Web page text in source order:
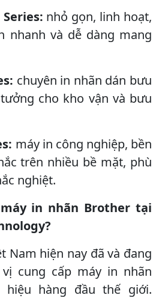
nhỏ gọn, linh hoạt,
nhanh và dễ dàng mang
chuyên in nhãn dán bưu
cho kho vận và bưu
máy in công nghiệp, bền
trên nhiều bề mặt, phù
nghiệt.
in nhãn Brother tại
Nam hiện nay đã và đang
cung cấp máy in nhãn
hiệu hàng đầu thế giới.